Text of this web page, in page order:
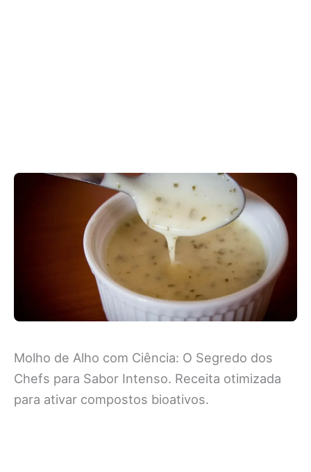
Molho de Alho com Ciência: O Segredo dos
Chefs para Sabor Intenso. Receita otimizada
para ativar compostos bioativos.